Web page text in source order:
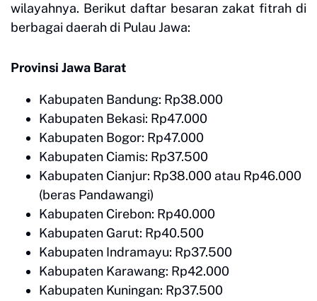
wilayahnya. Berikut daftar besaran zakat fitrah di
berbagai daerah di Pulau Jawa:
Provinsi Jawa Barat
Kabupaten Bandung: Rp38.000
Kabupaten Bekasi: Rp47.000
Kabupaten Bogor: Rp47.000
Kabupaten Ciamis: Rp37.500
Kabupaten Cianjur: Rp38.000 atau Rp46.000
(beras Pandawangi)
Kabupaten Cirebon: Rp40.000
Kabupaten Garut: Rp40.500
Kabupaten Indramayu: Rp37.500
Kabupaten Karawang: Rp42.000
Kabupaten Kuningan: Rp37.500